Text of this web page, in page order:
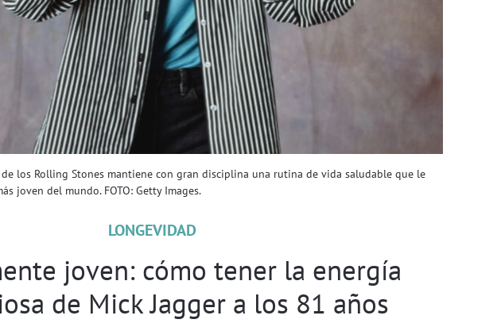
de los Rolling Stones mantiene con gran disciplina una rutina de vida saludable que le
joven del mundo. FOTO: Getty Images.
LONGEVIDAD
joven: cómo tener la energía
de Mick Jagger a los 81 años